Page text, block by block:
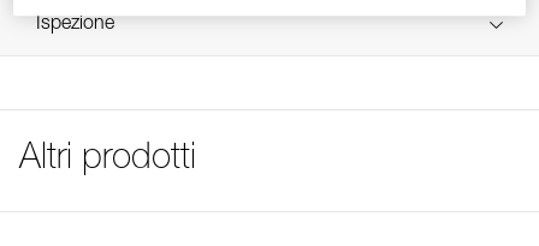
Dettagli codice
Scarica il pdf technical-notice-Manilles-PODIUM-
SEQUOIA-1
FAQ
See all technical content
Ispezione
Altri prodotti